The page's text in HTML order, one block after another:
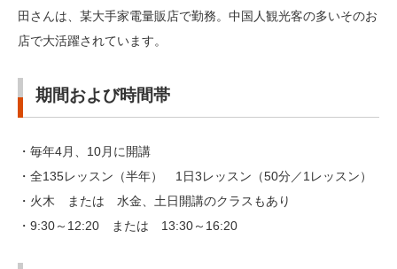
田さんは、某大手家電量販店で勤務。中国人観光客の多いそのお
店で大活躍されています。
期間および時間帯
・毎年4月、10月に開講
・全135レッスン（半年） 1日3レッスン（50分／1レッスン）
・火木 または 水金、土日開講のクラスもあり
・9:30～12:20 または 13:30～16:20